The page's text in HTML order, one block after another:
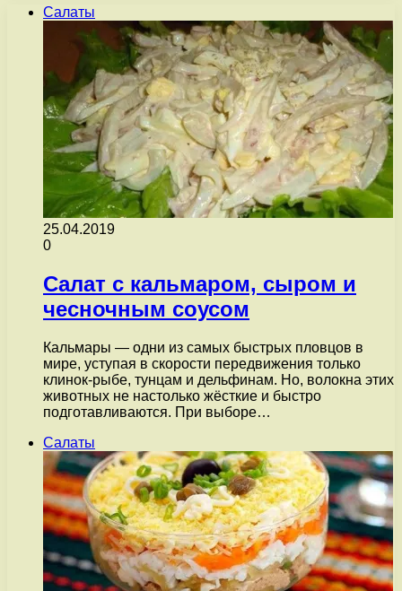
Салаты
25.04.2019
0
Салат с кальмаром, сыром и
чесночным соусом
Кальмары — одни из самых быстрых пловцов в
мире, уступая в скорости передвижения только
клинок-рыбе, тунцам и дельфинам. Но, волокна этих
животных не настолько жёсткие и быстро
подготавливаются. При выборе…
Салаты